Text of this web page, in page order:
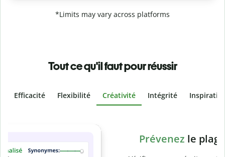
*Limits may vary across platforms
Tout ce qu'il faut pour réussir
Efficacité Flexibilité Créativité Intégrité